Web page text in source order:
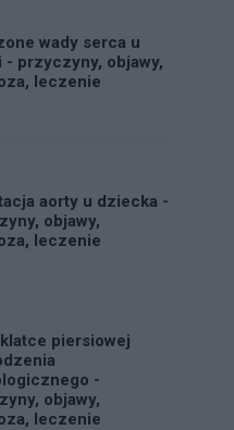
wady serca u
- przyczyny, objawy,
leczenie
aorty u dziecka -
objawy,
leczenie
piersiowej
-
objawy,
leczenie